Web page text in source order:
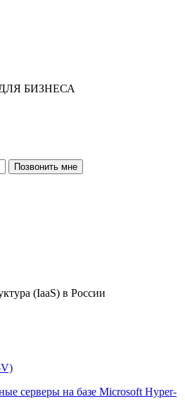
БИЗНЕСА
Позвонить мне
(IaaS) в России
V)
серверы на базе Microsoft Hyper-